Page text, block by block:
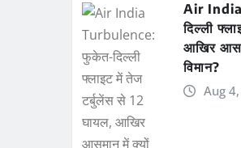
Air
दिल्ली
आखिर
विमान?
Aug